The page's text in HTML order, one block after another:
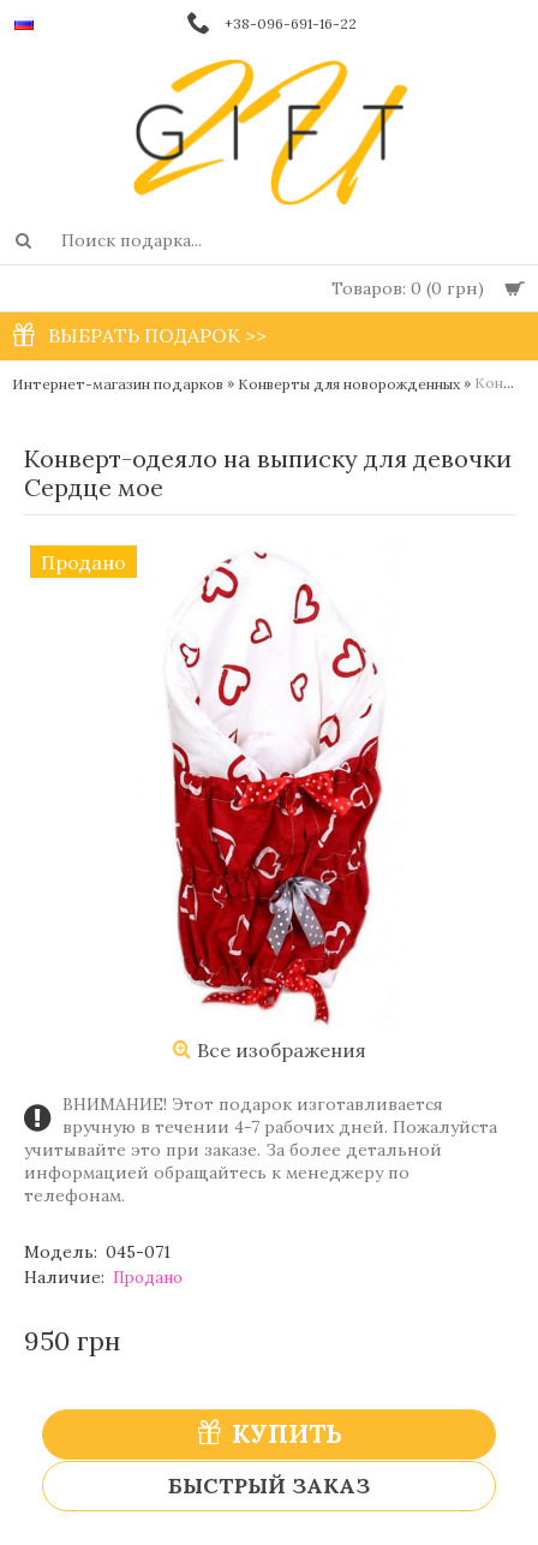
+38-096-691-16-22
Товаров: 0 (0 грн)
ВЫБРАТЬ ПОДАРОК >>
Интернет-магазин подарков » Конверты для новорожденных » Конверт-одеяло на выписку для девочки Сердце мое
Конверт-одеяло на выписку для девочки
Сердце мое
Продано
Все изображения
ВНИМАНИЕ! Этот подарок изготавливается
вручную в течении 4-7 рабочих дней. Пожалуйста
учитывайте это при заказе. За более детальной
информацией обращайтесь к менеджеру по
телефонам.
Модель: 045-071
Наличие: Продано
950 грн
КУПИТЬ
БЫСТРЫЙ ЗАКАЗ